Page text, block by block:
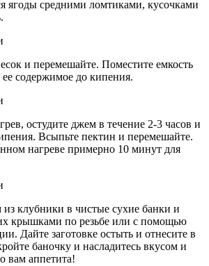
ягоды средними ломтиками, кусочками
и перемешайте. Поместите емкость
содержимое до кипения.
остудите джем в течение 2-3 часов и
Всыпьте пектин и перемешайте.
нагреве примерно 10 минут для
из клубники в чистые сухие банки и
крышками по резьбе или с помощью
Дайте заготовке остыть и отнесите в
баночку и насладитесь вкусом и
вам аппетита!